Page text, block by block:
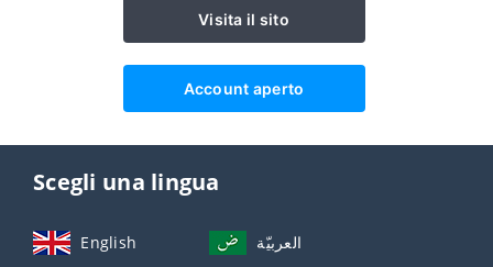
Visita il sito
Account aperto
Scegli una lingua
English العربيّة